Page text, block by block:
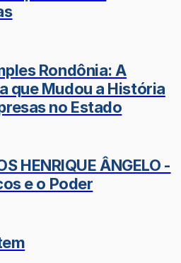
Rondônia: A
que Mudou a História
no Estado
HENRIQUE ÂNGELO -
e o Poder